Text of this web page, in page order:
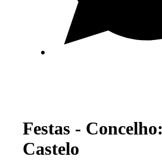
Festas -
Castelo